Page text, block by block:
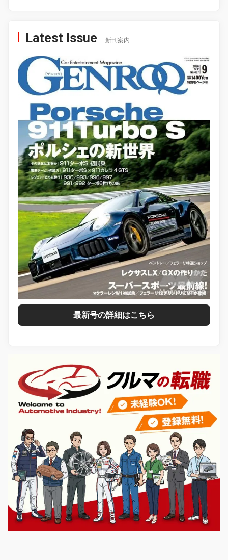
Latest Issue 新刊案内
最新号の詳細はこちら